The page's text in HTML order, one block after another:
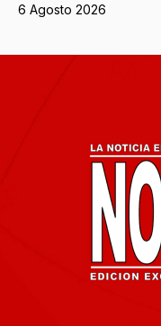
6 Agosto 2026